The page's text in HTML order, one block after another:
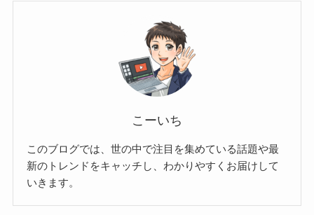
こーいち
このブログでは、世の中で注目を集めている話題や最
新のトレンドをキャッチし、わかりやすくお届けして
いきます。